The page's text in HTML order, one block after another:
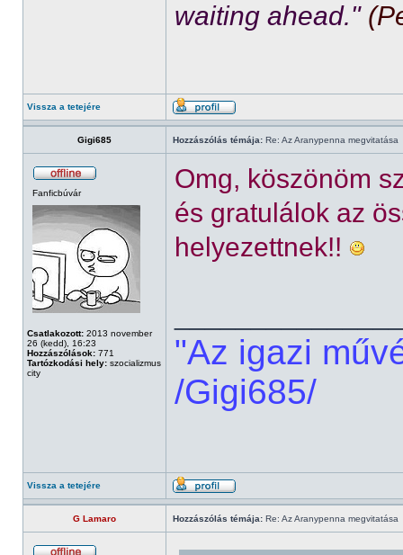
waiting ahead."
Vissza a tetejére
Gigi685 Hozzászólás témája: Re: Az Aranypenna megvitatása
Fanficbúvár
Csatlakozott: 2013 november
26 (kedd), 16:23
Hozzászólások: 771
Tartózkodási hely: szocializmus
city
Omg, köszönöm
és gratulálok az
helyezettnek!!
"Az igazi
/Gigi685/
Vissza a tetejére
G Lamaro Hozzászólás témája: Re: Az Aranypenna megvitatása